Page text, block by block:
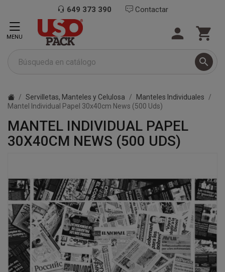
649 373 390 Contactar

 
MENU
Servilletas, Manteles y Celulosa
Manteles Individuales
Mantel Individual Papel 30x40cm News (500 Uds)
MANTEL INDIVIDUAL PAPEL
30X40CM NEWS (500 UDS)